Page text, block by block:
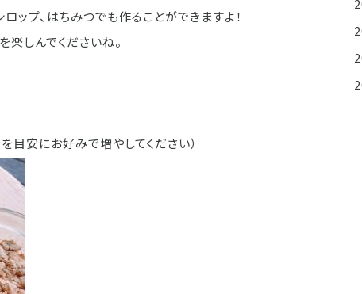
ップ、はちみつでも作ることができますよ！
楽しんでくださいね。
目安にお好みで増やしてください）